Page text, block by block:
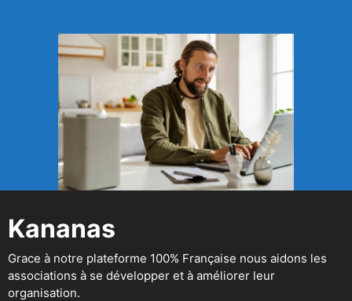
Kananas
Grace à notre plateforme 100% Française nous aidons les
associations à se développer et à améliorer leur
organisation.